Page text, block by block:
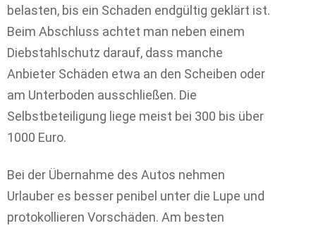
belasten, bis ein Schaden endgültig geklärt ist.
Beim Abschluss achtet man neben einem
Diebstahlschutz darauf, dass manche
Anbieter Schäden etwa an den Scheiben oder
am Unterboden ausschließen. Die
Selbstbeteiligung liege meist bei 300 bis über
1000 Euro.
Bei der Übernahme des Autos nehmen
Urlauber es besser penibel unter die Lupe und
protokollieren Vorschäden. Am besten